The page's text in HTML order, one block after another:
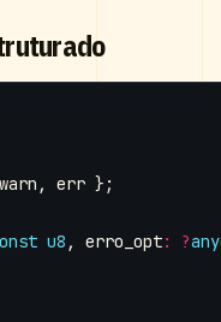
warn , err };
u8 , erro_opt: ?